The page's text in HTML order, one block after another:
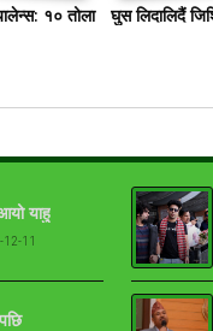
१० तोला
घुस लिदालिदैं
याहु
12-11